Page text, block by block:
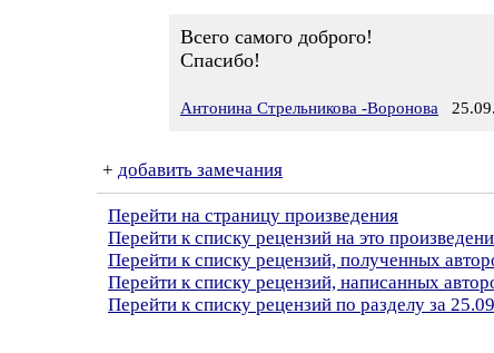
Всего самого доброго!
Спасибо!
Антонина Стрельникова -Воронова
+ добавить замечания
Перейти на страницу произведения
Перейти к списку рецензий на это
Перейти к списку рецензий, полученных
Перейти к списку рецензий, написанных
Перейти к списку рецензий по разделу за